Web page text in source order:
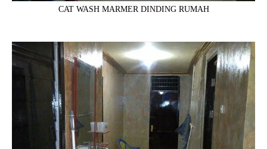
CAT WASH MARMER DINDING RUMAH